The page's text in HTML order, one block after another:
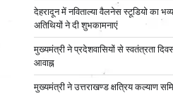
देहरादून में नविताल्या वैलनेस स्टूडियो का
अतिथियों ने दी शुभकामनाएं
मुख्यमंत्री ने प्रदेशवासियों से स्वतंत्रता
आवाह्न
मुख्यमंत्री ने उत्तराखण्ड क्षत्रिय कल्याण